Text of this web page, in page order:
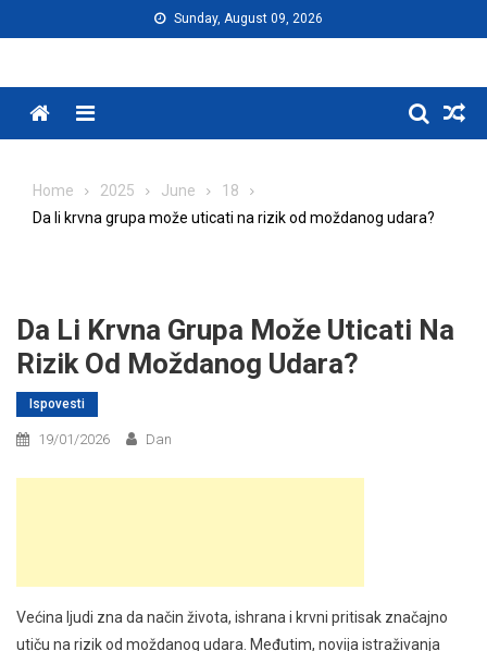
to
Sunday, August 09, 2026
Menu
Home 2025 June
18
Da li krvna grupa može uticati na rizik od moždanog udara?
Da Li Krvna Grupa Može Uticati Na
Rizik Od Moždanog Udara?
Ispovesti
19/01/2026 Dan
Većina ljudi zna da način života, ishrana i krvni pritisak značajno
utiču na rizik od moždanog udara. Međutim, novija istraživanja